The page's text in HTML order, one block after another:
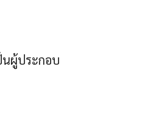
นผู้ประกอบ